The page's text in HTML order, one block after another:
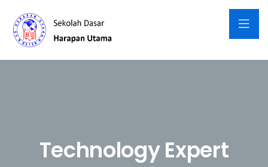
Technology Expert